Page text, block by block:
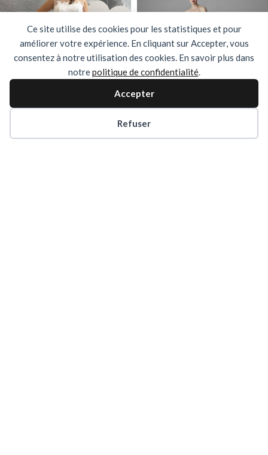
Ce site utilise des cookies pour les statistiques et pour
améliorer votre expérience. En cliquant sur Accepter, vous
consentez à notre utilisation des cookies. En savoir plus dans
notrepolitique de confidentialité.
Accepter
Refuser
Z- Shangai
NOUVEAU